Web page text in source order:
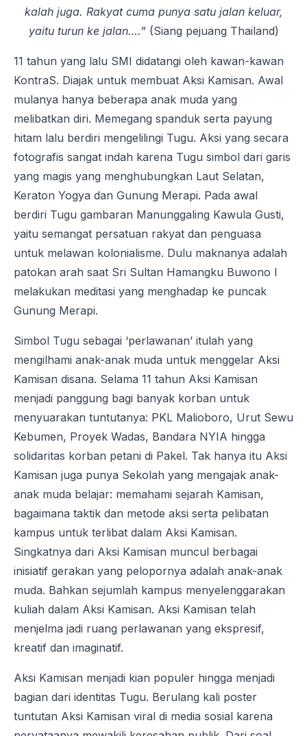
kalah juga. Rakyat cuma punya satu jalan keluar,
yaitu turun ke jalan….”(Siang pejuang Thailand)
11 tahun yang lalu SMI didatangi oleh kawan-kawan
KontraS. Diajak untuk membuat Aksi Kamisan. Awal
mulanya hanya beberapa anak muda yang
melibatkan diri. Memegang spanduk serta payung
hitam lalu berdiri mengelilingi Tugu. Aksi yang secara
fotografis sangat indah karena Tugu simbol dari garis
yang magis yang menghubungkan Laut Selatan,
Keraton Yogya dan Gunung Merapi. Pada awal
berdiri Tugu gambaran Manunggaling Kawula Gusti,
yaitu semangat persatuan rakyat dan penguasa
untuk melawan kolonialisme. Dulu maknanya adalah
patokan arah saat Sri Sultan Hamangku Buwono I
melakukan meditasi yang menghadap ke puncak
Gunung Merapi.
Simbol Tugu sebagai ‘perlawanan’ itulah yang
mengilhami anak-anak muda untuk menggelar Aksi
Kamisan disana. Selama 11 tahun Aksi Kamisan
menjadi panggung bagi banyak korban untuk
menyuarakan tuntutanya: PKL Malioboro, Urut Sewu
Kebumen, Proyek Wadas, Bandara NYIA hingga
solidaritas korban petani di Pakel. Tak hanya itu Aksi
Kamisan juga punya Sekolah yang mengajak anak-
anak muda belajar: memahami sejarah Kamisan,
bagaimana taktik dan metode aksi serta pelibatan
kampus untuk terlibat dalam Aksi Kamisan.
Singkatnya dari Aksi Kamisan muncul berbagai
inisiatif gerakan yang pelopornya adalah anak-anak
muda. Bahkan sejumlah kampus menyelenggarakan
kuliah dalam Aksi Kamisan. Aksi Kamisan telah
menjelma jadi ruang perlawanan yang ekspresif,
kreatif dan imaginatif.
Aksi Kamisan menjadi kian populer hingga menjadi
bagian dari identitas Tugu. Berulang kali poster
tuntutan Aksi Kamisan viral di media sosial karena